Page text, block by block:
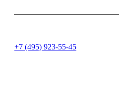
+7 (495) 923-55-45